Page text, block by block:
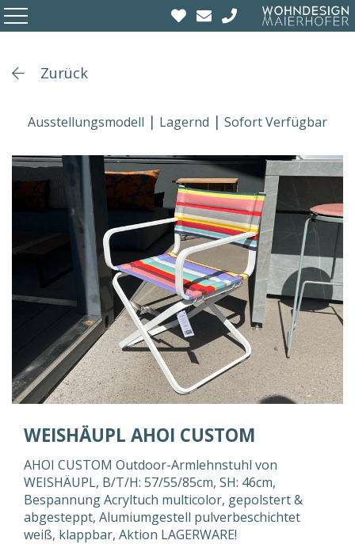
Zurück
Ausstellungsmodell Lagernd Sofort Verfügbar
WEISHÄUPL AHOI CUSTOM
AHOI CUSTOM Outdoor-Armlehnstuhl von
WEISHÄUPL, B/T/H: 57/55/85cm, SH: 46cm,
Bespannung Acryltuch multicolor, gepolstert &
abgesteppt, Alumiumgestell pulverbeschichtet
weiß, klappbar, Aktion LAGERWARE!